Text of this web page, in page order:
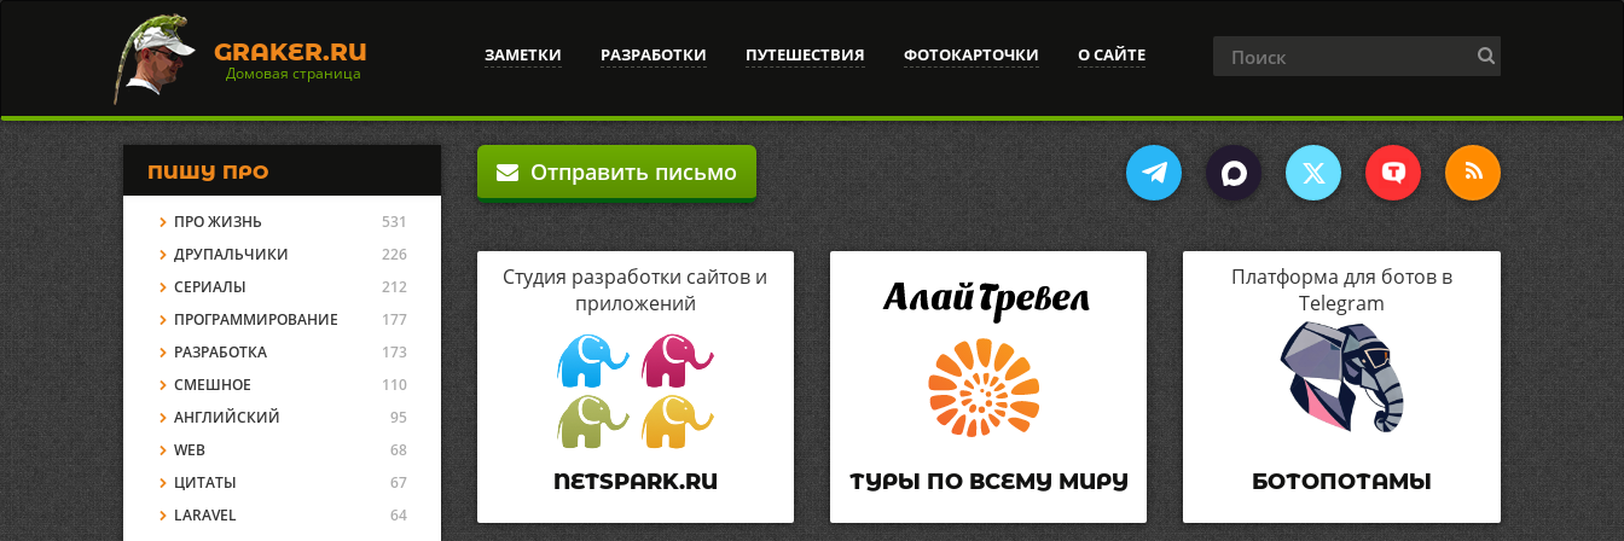
GRAKER.RU
Домовая страница
ЗАМЕТКИ РАЗРАБОТКИ ПУТЕШЕСТВИЯ ФОТОКАРТОЧКИ О САЙТЕ
Отправить письмо
Студия разработки сайтов и
приложений
NETSPARK.RU ТУРЫ ПО ВСЕМУ МИРУ
Платформа для ботов в
Telegram
БОТОПОТАМЫ
ПИШУ ПРО
ПРО ЖИЗНЬ
531
ДРУПАЛЬЧИКИ
226
СЕРИАЛЫ
212
ПРОГРАММИРОВАНИЕ
177
РАЗРАБОТКА
173
СМЕШНОЕ
110
АНГЛИЙСКИЙ
95
WEB
68
ЦИТАТЫ
67
LARAVEL
64